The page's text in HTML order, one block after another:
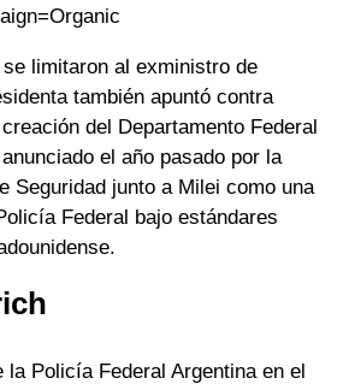
limitaron al exministro de
también apuntó contra
del Departamento Federal
el año pasado por la
Seguridad junto a Milei como una
Federal bajo estándares
la Policía Federal Argentina en el